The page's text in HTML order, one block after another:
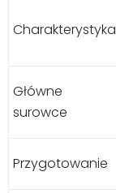
Charakterystyka
Główne
surowce
Przygotowanie